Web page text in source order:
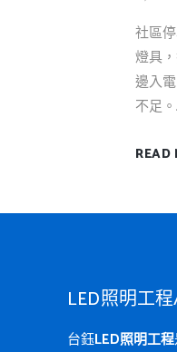
社區
燈具
邊入
不足。
READ
LED照明工
台鈺LED照明工程